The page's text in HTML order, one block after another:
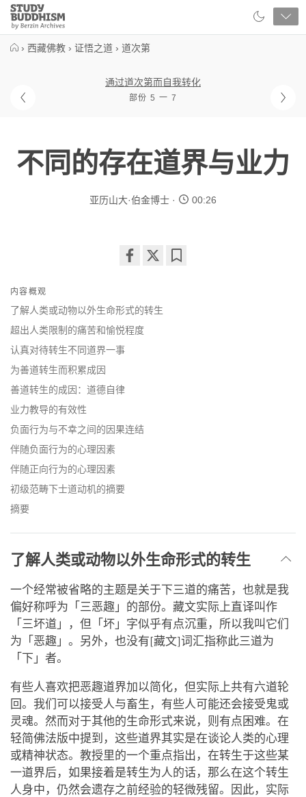
Close
Study
Buddhism
› 西藏佛教 › 证悟之道 › 道次第
通过道次第而自我转化
部份 5 一 7
不同的存在道界与业力
亚历山大·伯金博士 00:26
facebook
内容概观
了解人类或动物以外生命形式的转生
超出人类限制的痛苦和愉悦程度
认真对待转生不同道界一事
为善道转生而积累成因
善道转生的成因：道德自律
业力教导的有效性
负面行为与不幸之间的因果连结
伴随负面行为的心理因素
伴随正向行为的心理因素
初级范畴下士道动机的摘要
摘要
了解人类或动物以外生命形式的转生
一个经常被省略的主题是关于下三道的痛苦，也就是我
偏好称呼为「三恶趣」的部份。藏文实际上直译叫作
「三坏道」，但「坏」字似乎有点沉重，所以我叫它们
为「恶趣」。另外，也没有[藏文]词汇指称此三道为
「下」者。
有些人喜欢把恶趣道界加以简化，但实际上共有六道轮
回。我们可以接受人与畜生，有些人可能还会接受鬼或
灵魂。然而对于其他的生命形式来说，则有点困难。在
轻简佛法版中提到，这些道界其实是在谈论人类的心理
或精神状态。教授里的一个重点指出，在转生于这些某
一道界后，如果接着是转生为人的话，那么在这个转生
人身中，仍然会遗存之前经验的轻微残留。因此，实际